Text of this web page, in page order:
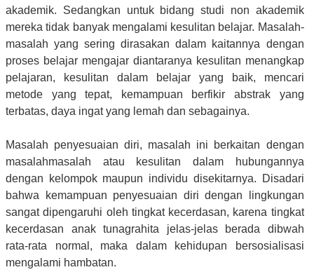
akademik. Sedangkan untuk bidang studi non akademik
mereka tidak banyak mengalami kesulitan belajar. Masalah-
masalah yang sering dirasakan dalam kaitannya dengan
proses belajar mengajar diantaranya kesulitan menangkap
pelajaran, kesulitan dalam belajar yang baik, mencari
metode yang tepat, kemampuan berfikir abstrak yang
terbatas, daya ingat yang lemah dan sebagainya.
Masalah penyesuaian diri, masalah ini berkaitan dengan
masalahmasalah atau kesulitan dalam hubungannya
dengan kelompok maupun individu disekitarnya. Disadari
bahwa kemampuan penyesuaian diri dengan lingkungan
sangat dipengaruhi oleh tingkat kecerdasan, karena tingkat
kecerdasan anak tunagrahita jelas-jelas berada dibwah
rata-rata normal, maka dalam kehidupan bersosialisasi
mengalami hambatan.